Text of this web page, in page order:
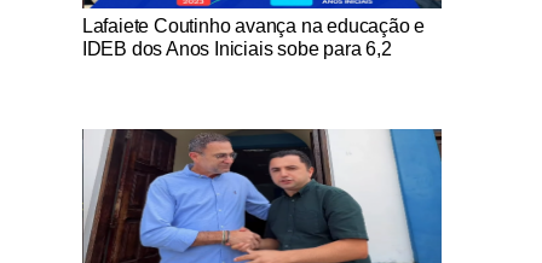
Notícias Católicas
Lafaiete Coutinho avança na educação e
IDEB dos Anos Iniciais sobe para 6,2